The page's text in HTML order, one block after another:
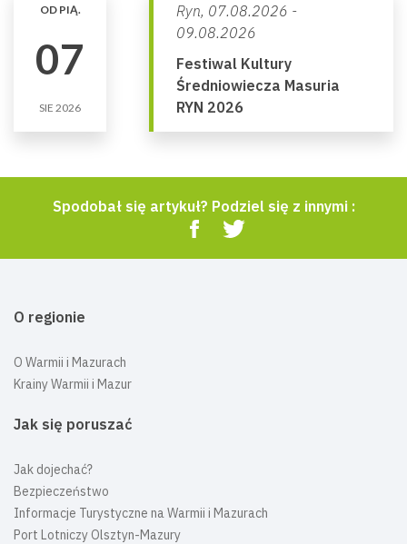
OD PIĄ.
07
SIE 2026
Ryn, 07.08.2026 -
09.08.2026
Festiwal Kultury
Średniowiecza Masuria
RYN 2026
Spodobał się artykuł? Podziel się z innymi :
O regionie
O Warmii i Mazurach
Krainy Warmii i Mazur
Jak się poruszać
Jak dojechać?
Bezpieczeństwo
Informacje Turystyczne na Warmii i Mazurach
Port Lotniczy Olsztyn-Mazury